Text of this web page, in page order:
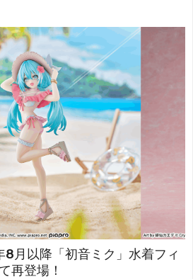
月以降「初音ミク」水着フィ
再登場！